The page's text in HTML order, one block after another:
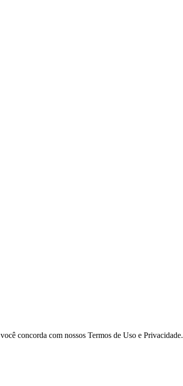
concorda com nossos Termos de Uso e Privacidade.